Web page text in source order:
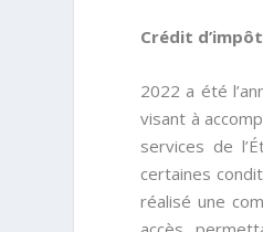
Crédit
2022 a été
visant à
services de
certaines
réalisé une